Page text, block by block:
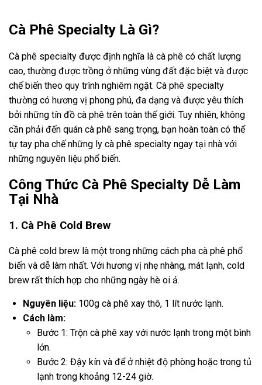
Cà Phê Specialty Là Gì?
Cà phê specialty được định nghĩa là cà phê có chất lượng
cao, thường được trồng ở những vùng đất đặc biệt và được
chế biến theo quy trình nghiêm ngặt. Cà phê specialty
thường có hương vị phong phú, đa dạng và được yêu thích
bởi những tín đồ cà phê trên toàn thế giới. Tuy nhiên, không
cần phải đến quán cà phê sang trọng, bạn hoàn toàn có thể
tự tay pha chế những ly cà phê specialty ngay tại nhà với
những nguyên liệu phổ biến.
Công Thức Cà Phê Specialty Dễ Làm
Tại Nhà
1. Cà Phê Cold Brew
Cà phê cold brew là một trong những cách pha cà phê phổ
biến và dễ làm nhất. Với hương vị nhẹ nhàng, mát lạnh, cold
brew rất thích hợp cho những ngày hè oi ả.
Nguyên liệu: 100g cà phê xay thô, 1 lít nước lạnh.
Cách làm:
Bước 1: Trộn cà phê xay với nước lạnh trong một bình
lớn.
Bước 2: Đậy kín và để ở nhiệt độ phòng hoặc trong tủ
lạnh trong khoảng 12-24 giờ.